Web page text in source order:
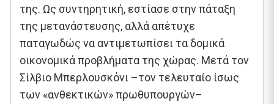
της. Ως συντηρητική, εστίασε στην πάταξη
της μετανάστευσης, αλλά απέτυχε
παταγωδώς να αντιμετωπίσει τα δομικά
οικονομικά προβλήματα της χώρας. Μετά τον
Σίλβιο Μπερλουσκόνι –τον τελευταίο ίσως
των «ανθεκτικών» πρωθυπουργών–